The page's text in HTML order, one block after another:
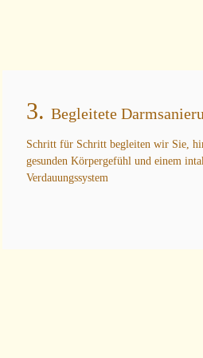
3. Begleitete
Schritt für Schritt begleiten wir Sie,
gesunden Körpergefühl und einem
Verdauungssystem